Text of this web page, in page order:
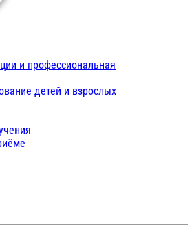
и профессиональная
детей и взрослых